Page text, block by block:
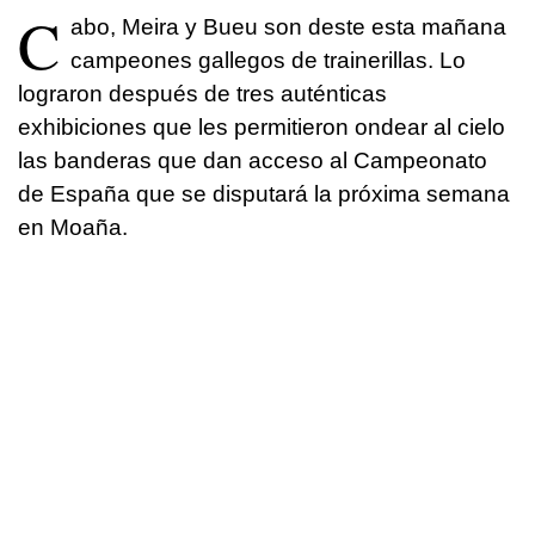
C abo, Meira y Bueu son deste esta mañana
campeones gallegos de trainerillas. Lo
lograron después de tres auténticas
exhibiciones que les permitieron ondear al cielo
las banderas que dan acceso al Campeonato
de España que se disputará la próxima semana
en Moaña.